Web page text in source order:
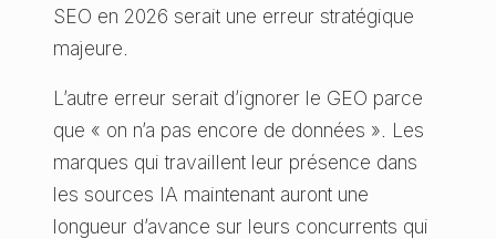
SEO en 2026 serait une erreur stratégique
majeure.
L’autre erreur serait d’ignorer le GEO parce
que « on n’a pas encore de données ». Les
marques qui travaillent leur présence dans
les sources IA maintenant auront une
longueur d’avance sur leurs concurrents qui